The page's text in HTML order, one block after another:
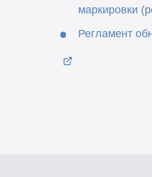
маркировки
Регламент